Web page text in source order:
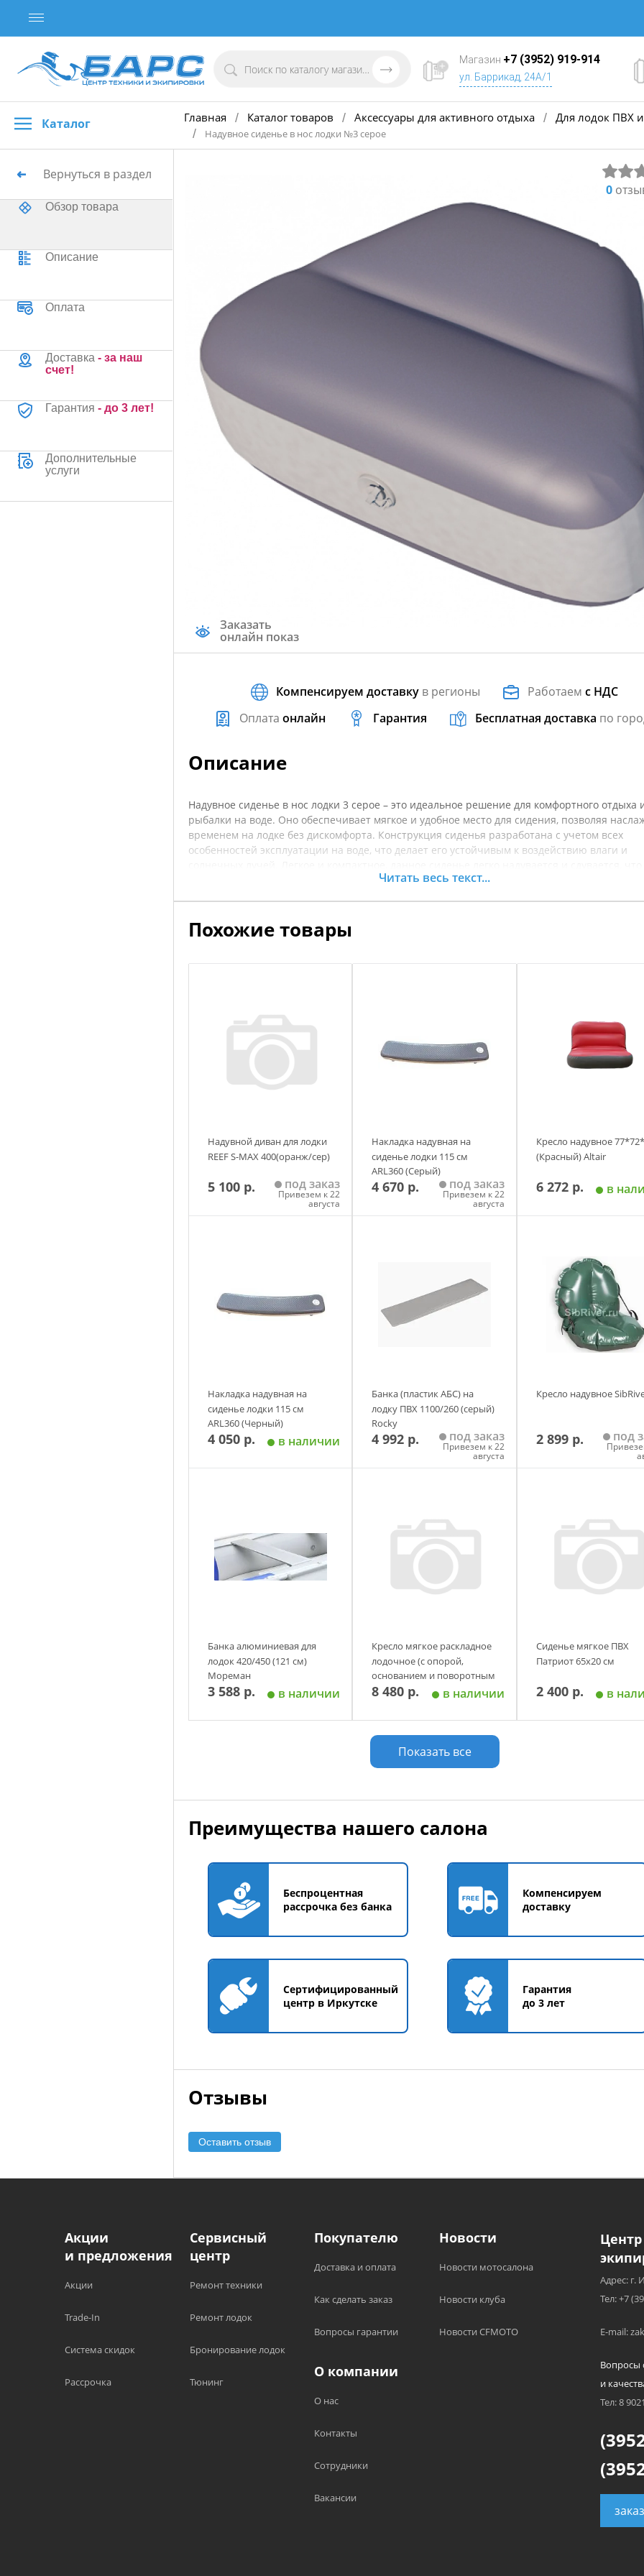
Магазин +7 (3952) 919-914
ул. Баррикад, 24А/1
Каталог Главная / Каталог товаров / Аксессуары для активного отдыха / Для лодок ПВХ и
/
Надувное сиденье в нос лодки №3 серое
Вернуться в раздел
Обзор товара
Описание
Оплата
Доставка - за наш
счет!
Гарантия - до 3 лет!
Дополнительные
услуги
0
Заказать
онлайн показ
Компенсируем доставку в регионы Работаемс НДС
Оплата онлайн Гарантия Бесплатная доставка по
Описание
Надувное сиденье в нос лодки 3 серое – это идеальное решение для комфортного отдыха
рыбалки на воде. Оно обеспечивает мягкое и удобное место для сидения, позволяя
временем на лодке без дискомфорта. Конструкция сиденья разработана с учетом всех
особенностей эксплуатации на воде, что делает его устойчивым к воздействию влаги и
для транспортировки и хранения. Оно отлично подходит для различных моделей малых
покупкой рекомендуется уточнять характеристики товара.
Читать весь текст...
Похожие товары
Надувной диван для лодки
REEF S-MAX 400(оранж/сер)
5 100 р. под заказ
Привезем к 22
августа
Накладка надувная на
сиденье лодки 115 см
ARL360 (Серый)
4 670 р. под заказ
Привезем к 22
августа
Кресло надувное
(Красный) Altair
6 272 р. в
Накладка надувная на
сиденье лодки 115 см
ARL360 (Черный)
4 050 р. в наличии
Банка (пластик АБС) на
лодку ПВХ 1100/260 (серый)
Rocky
4 992 р. под заказ
Привезем к 22
августа
Кресло надувное
2 899 р. под
Банка алюминиевая для
лодок 420/450 (121 см)
Мореман
3 588 р. в наличии
Кресло мягкое раскладное
лодочное (с опорой,
основанием и поворотным
механизмом) Патриот
8 480 р. в наличии
Добавить в корзину
Сиденье мягкое ПВХ
Патриот 65x20 см
2 400 р. в
Показать все
Преимущества нашего салона
Беспроцентная
рассрочка без банка
Компенсируем
доставку
Сертифицированный
центр в Иркутске
Гарантия
до 3 лет
Отзывы
Оставить отзыв
Акции
и предложения
Акции
Trade-In
Система скидок
Рассрочка
Сервисный
центр
Ремонт техники
Ремонт лодок
Бронирование лодок
Тюнинг
Покупателю
Доставка и оплата
Как сделать заказ
Вопросы гарантии
Новости
Новости мотосалона
Новости клуба
Новости CFMOTO
О компании
О нас
Контакты
Сотрудники
Вакансии
Адрес: г.
Тел: +7
E-mail:
Вопросы
и
Тел: 8